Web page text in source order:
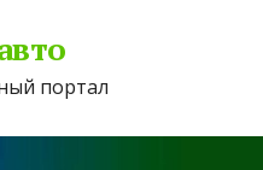
портал